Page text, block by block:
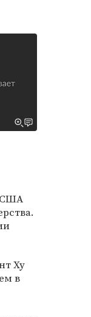
США
Ху
в